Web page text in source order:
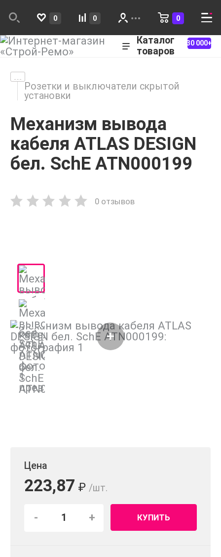
0 0 0
Каталог
товаров
30 000+
Розетки и выключатели скрытой
установки
Механизм вывода
кабеля ATLAS DESIGN
бел. SchE ATN000199
0 отзывов
Цена
223,87 ₽ /шт.
- + КУПИТЬ